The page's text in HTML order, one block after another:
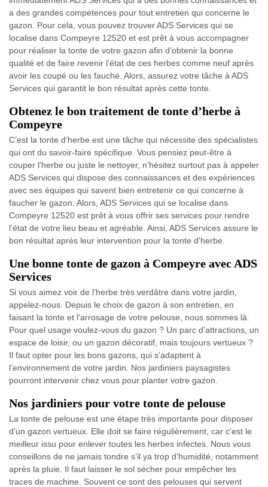
a des grandes compétences pour tout entretien qui concerne le
gazon. Pour cela, vous pouvez trouver ADS Services qui se
localise dans Compeyre 12520 et est prêt à vous accompagner
pour réaliser la tonte de votre gazon afin d’obtenir la bonne
qualité et de faire revenir l’état de ces herbes comme neuf après
avoir les coupé ou les fauché. Alors, assurez votre tâche à ADS
Services qui garantit le bon résultat après cette tonte.
Obtenez le bon traitement de tonte d’herbe à
Compeyre
C’est la tonte d’herbe est une tâche qui nécessite des spécialistes
qui ont du savoir-faire spécifique. Vous pensiez peut-être à
couper l’herbe ou juste le nettoyer, n’hésitez surtout pas à appeler
ADS Services qui dispose des connaissances et des expériences
avec ses équipes qui savent bien entretenir ce qui concerne à
faucher le gazon. Alors, ADS Services qui se localise dans
Compeyre 12520 est prêt à vous offrir ses services pour rendre
l’état de votre lieu beau et agréable. Ainsi, ADS Services assure le
bon résultat après leur intervention pour la tonte d’herbe.
Une bonne tonte de gazon à Compeyre avec ADS
Services
Si vous aimez voir de l’herbe très verdâtre dans votre jardin,
appelez-nous. Depuis le choix de gazon à son entretien, en
faisant la tonte et l'arrosage de votre pelouse, nous sommes là.
Pour quel usage voulez-vous du gazon ? Un parc d’attractions, un
espace de loisir, ou un gazon décoratif, mais toujours vertueux ?
Il faut opter pour les bons gazons, qui s’adaptent à
l’environnement de votre jardin. Nos jardiniers paysagistes
pourront intervenir chez vous pour planter votre gazon.
Nos jardiniers pour votre tonte de pelouse
La tonte de pelouse est une étape très importante pour disposer
d’un gazon vertueux. Elle doit se faire régulièrement, car c'est le
meilleur issu pour enlever toutes les herbes infectes. Nous vous
conseillons de ne jamais tondre s’il ya trop d’humidité, notamment
après la pluie. Il faut laisser le sol sécher pour empêcher les
traces de machine. Souvent ce sont des pelouses qui servent